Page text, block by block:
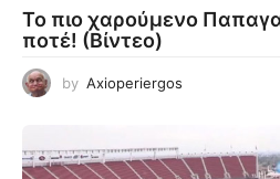
Το πιο χαρούμενο
ποτέ! (Βίντεο)
by Axioperiergos